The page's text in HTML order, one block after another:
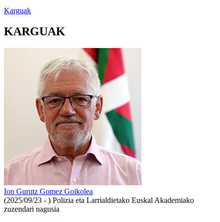
Karguak
KARGUAK
Ion Gurutz Gomez Goikolea
(2025/09/23 - ) Polizia eta Larrialdietako Euskal Akademiako
zuzendari nagusia